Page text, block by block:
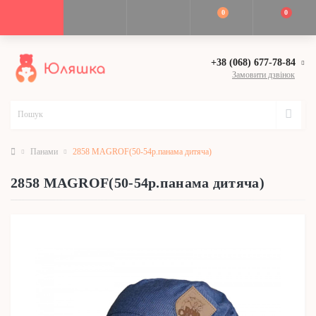
0 0
+38 (068) 677-78-84
Замовити дзвінок
Панами 2858 MAGROF(50-54р.панама дитяча)
2858 MAGROF(50-54р.панама дитяча)